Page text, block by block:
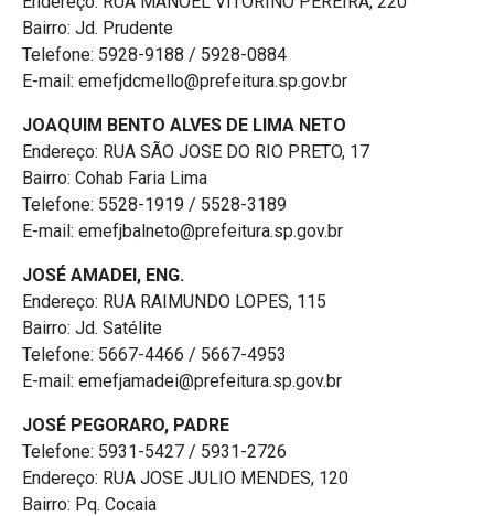
Bairro: Jd. Prudente
Telefone: 5928-9188 / 5928-0884
E-mail: emefjdcmello@prefeitura.sp.gov.br
JOAQUIM BENTO ALVES DE LIMA NETO
Endereço: RUA SÃO JOSE DO RIO PRETO, 17
Bairro: Cohab Faria Lima
Telefone: 5528-1919 / 5528-3189
E-mail: emefjbalneto@prefeitura.sp.gov.br
JOSÉ AMADEI, ENG.
Endereço: RUA RAIMUNDO LOPES, 115
Bairro: Jd. Satélite
Telefone: 5667-4466 / 5667-4953
E-mail: emefjamadei@prefeitura.sp.gov.br
JOSÉ PEGORARO, PADRE
Telefone: 5931-5427 / 5931-2726
Endereço: RUA JOSE JULIO MENDES, 120
Bairro: Pq. Cocaia